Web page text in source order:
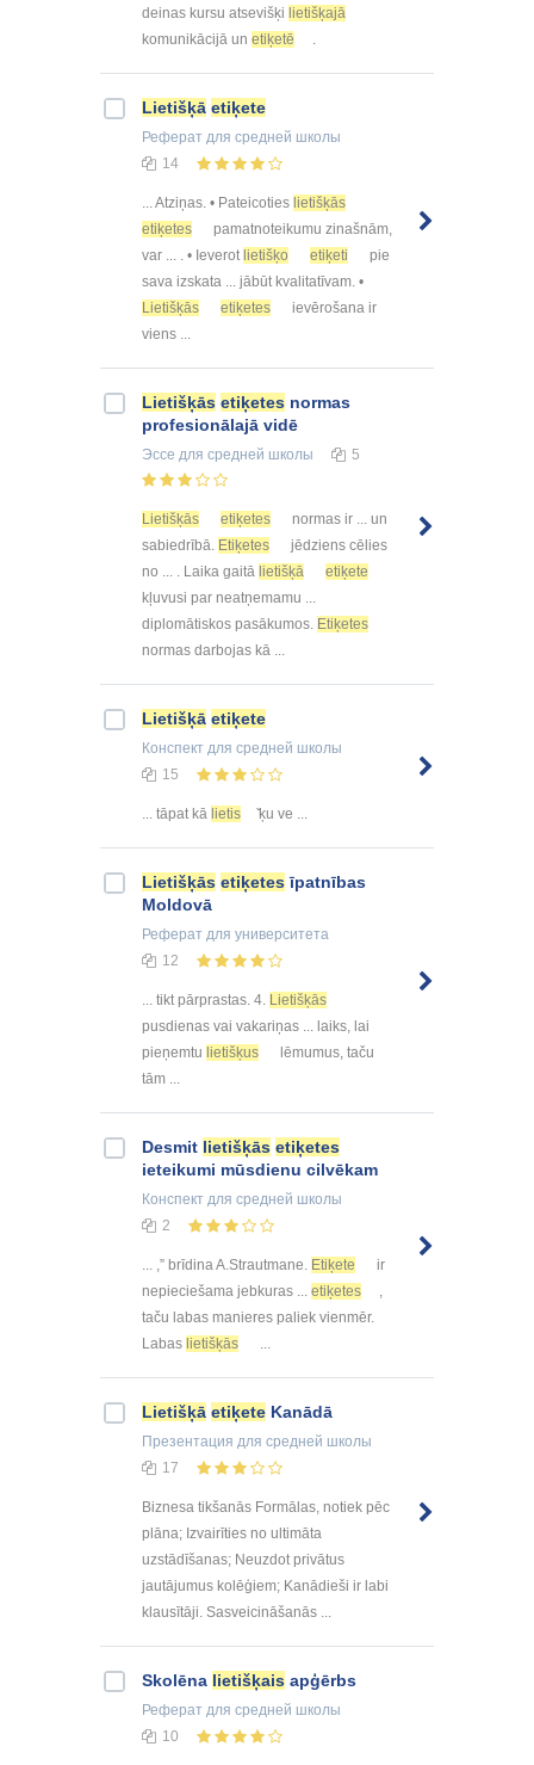
deinas kursu atsevišķi lietišķajā
komunikācijā un etiķetē .
Lietišķā etiķete
Реферат для средней школы
14
... Atziņas. • Pateicoties lietišķās
etiķetes
pamatnoteikumu zinašnām,
var ... . • Ieverot lietišķo etiķeti
pie
sava izskata ... jābūt kvalitatīvam. •
Lietišķās
etiķetes
ievērošana ir
viens ...
Lietišķās etiķetes normas
profesionālajā vidē
Эссе для средней школы 5
Lietišķās etiķetes
normas ir ... un
sabiedrībā. Etiķetes
jēdziens cēlies
no ... . Laika gaitā lietišķā
etiķete
kļuvusi par neatņemamu ...
diplomātiskos pasākumos. Etiķetes
normas darbojas kā ...
Lietišķā etiķete
Конспект для средней школы
15
... tāpat kā lietis ̌ķu ve ...
Lietišķās etiķetesīpatnības
Moldovā
Реферат для университета
12
... tikt pārprastas. 4. Lietišķās
pusdienas vai vakariņas ... laiks, lai
pieņemtu lietišķus
lēmumus, taču
tām ...
Desmit lietišķās etiķetes
ieteikumi mūsdienu cilvēkam
Конспект для средней школы
2
... ,” brīdina A.Strautmane. Etiķete
ir
nepieciešama jebkuras ... etiķetes
,
taču labas manieres paliek vienmēr.
Labas lietišķās ...
Lietišķā etiķete Kanādā
Презентация для средней школы
17
Biznesa tikšanās Formālas, notiek pēc
plāna; Izvairīties no ultimāta
uzstādīšanas; Neuzdot privātus
jautājumus kolēģiem; Kanādieši ir labi
klausītāji. Sasveicināšanās ...
Skolēna lietišķais apģērbs
Реферат для средней школы
10